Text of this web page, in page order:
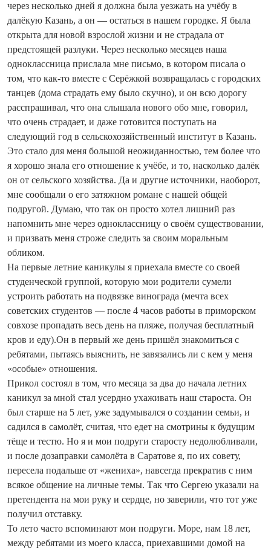
через несколько дней я должна была уезжать на учёбу в
далёкую Казань, а он — остаться в нашем городке. Я была
открыта для новой взрослой жизни и не страдала от
предстоящей разлуки. Через несколько месяцев наша
одноклассница прислала мне письмо, в котором писала о
том, что как-то вместе с Серёжкой возвращалась с городских
танцев (дома страдать ему было скучно), и он всю дорогу
расспрашивал, что она слышала нового обо мне, говорил,
что очень страдает, и даже готовится поступать на
следующий год в сельскохозяйственный институт в Казань.
Это стало для меня большой неожиданностью, тем более что
я хорошо знала его отношение к учёбе, и то, насколько далёк
он от сельского хозяйства. Да и другие источники, наоборот,
мне сообщали о его затяжном романе с нашей общей
подругой. Думаю, что так он просто хотел лишний раз
напомнить мне через одноклассницу о своём существовании,
и призвать меня строже следить за своим моральным
обликом.
На первые летние каникулы я приехала вместе со своей
студенческой группой, которую мои родители сумели
устроить работать на подвязке винограда (мечта всех
советских студентов — после 4 часов работы в приморском
сов­хозе пропадать весь день на пляже, получая бесплатный
кров и еду).Он в первый же день пришёл знакомиться с
ребятами, пытаясь выяснить, не завязались ли с кем у меня
«особые» отношения.
Прикол состоял в том, что месяца за два до начала летних
каникул за мной стал усердно ухаживать наш староста. Он
был старше на 5 лет, уже задумывался о создании семьи, и
садился в самолёт, считая, что едет на смотрины к будущим
тёще и тестю. Но я и мои подруги старосту недолюбливали,
и после дозаправки самолёта в Саратове я, по их совету,
пересела подальше от «жениха», навсегда прекратив с ним
всякое общение на личные темы. Так что Сергею указали на
претендента на мои руку и сердце, но заверили, что тот уже
получил отставку.
То лето часто вспоминают мои подруги. Море, нам 18 лет,
между ребятами из моего класса, приехавшими домой на